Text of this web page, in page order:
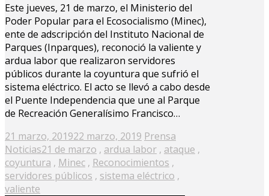
Este jueves, 21 de marzo, el Ministerio del
Poder Popular para el Ecosocialismo (Minec),
ente de adscripción del Instituto Nacional de
Parques (Inparques), reconoció la valiente y
ardua labor que realizaron servidores
públicos durante la coyuntura que sufrió el
sistema eléctrico. El acto se llevó a cabo desde
el Puente Independencia que une al Parque
de Recreación Generalísimo Francisco…
Posted
on
21 marzo, 201922 marzo, 2019 Prensa
Noticias21 de marzo , ardua labor , ataque ,
coyuntura , Minec , Reconocimientos ,
servidores públicos , sistema eléctrico ,
valiente